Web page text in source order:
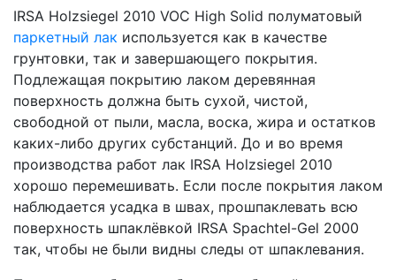
IRSA Holzsiegel 2010 VOC High Solid полуматовый
паркетный лак используется как в качестве
грунтовки, так и завершающего покрытия.
Подлежащая покрытию лаком деревянная
поверхность должна быть сухой, чистой,
свободной от пыли, масла, воска, жира и остатков
каких-либо других субстанций. До и во время
производства работ лак IRSA Holzsiegel 2010
хорошо перемешивать. Если после покрытия лаком
наблюдается усадка в швах, прошпаклевать всю
поверхность шпаклёвкой IRSA Spachtel-Gel 2000
так, чтобы не были видны следы от шпаклевания.